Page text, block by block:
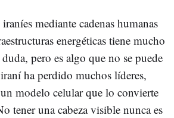
mediante cadenas humanas
energéticas tiene mucho
pero es algo que no se puede
ha perdido muchos líderes,
modelo celular que lo convierte
tener una cabeza visible nunca es